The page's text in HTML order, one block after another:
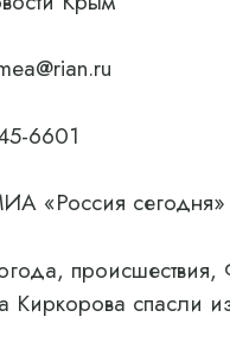
6601
«Россия сегодня»
происшествия,
Киркорова спасли